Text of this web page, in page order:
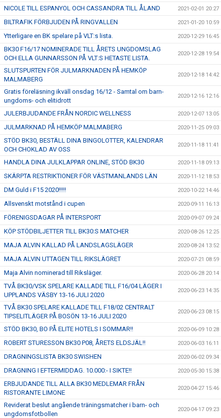
NICOLE TILL ESPANYOL OCH CASSANDRA TILL ÅLAND 2021-02-01 20:27
BILTRAFIK FÖRBJUDEN PÅ RINGVALLEN 2021-01-20 10:59
Ytterligare en BK spelare på VLT:s lista. 2020-12-29 16:45
BK30 F16/17 NOMINERADE TILL ÅRETS UNGDOMSLAG
OCH ELLA GUNNARSSON PÅ VLT:S HETASTE LISTA.
2020-12-28 19:54
SLUTSPURTEN FÖR JULMARKNADEN PÅ HEMKÖP
MALMABERG
2020-12-18 14:42
Gratis föreläsning ikväll onsdag 16/12 - Samtal om barn-
ungdoms- och elitidrott
2020-12-16 12:16
JULERBJUDANDE FRÅN NORDIC WELLNESS 2020-12-07 13:05
JULMARKNAD PÅ HEMKÖP MALMABERG 2020-11-25 09:03
STÖD BK30, BESTÄLL DINA BINGOLOTTER, KALENDRAR
OCH CHOKLAD AV OSS
2020-11-18 11:41
HANDLA DINA JULKLAPPAR ONLINE, STÖD BK30 2020-11-18 09:13
SKÄRPTA RESTRIKTIONER FÖR VÄSTMANLANDS LÄN 2020-11-12 18:53
DM Guld i F15 2020!!!!! 2020-10-22 14:46
Allsvenskt motstånd i cupen 2020-09-11 16:13
FÖRENIGSDAGAR PÅ INTERSPORT 2020-09-07 09:24
KÖP STÖDBILJETTER TILL BK30:S MATCHER 2020-08-26 12:25
MAJA ALVIN KALLAD PÅ LANDSLAGSLÄGER 2020-08-24 13:52
MAJA ALVIN UTTAGEN TILL RIKSLÄGRET 2020-07-21 08:59
Maja Alvin nominerad till Riksläger. 2020-06-28 20:14
TVÅ BK30/VSK SPELARE KALLADE TILL F16/04 LÄGER I
UPPLANDS VÄSBY 13-16 JULI 2020
2020-06-23 14:35
TVÅ BK30 SPELARE KALLADE TILL F18/02 CENTRALT
TIPSELITLÄGER PÅ BOSÖN 13-16 JULI 2020
2020-06-23 08:15
STÖD BK30, BO PÅ ELITE HOTELS I SOMMAR!! 2020-06-09 10:28
ROBERT STURESSON BK30 P08, ÅRETS ELDSJÄL!! 2020-06-03 16:11
DRAGNINGSLISTA BK30 SWISHEN 2020-06-02 09:34
DRAGNING I EFTERMIDDAG. 10.000:- I SIKTE!! 2020-05-30 15:38
ERBJUDANDE TILL ALLA BK30 MEDLEMAR FRÅN
RISTORANTE LIMONE
2020-04-27 15:46
Reviderat beslut angående träningsmatcher i barn- och
ungdomsfotbollen
2020-04-17 09:23